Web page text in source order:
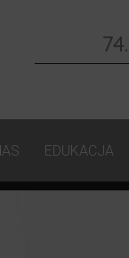
74.
EDUKACJA